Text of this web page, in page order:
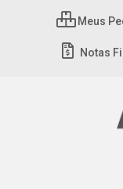
Meus
Notas